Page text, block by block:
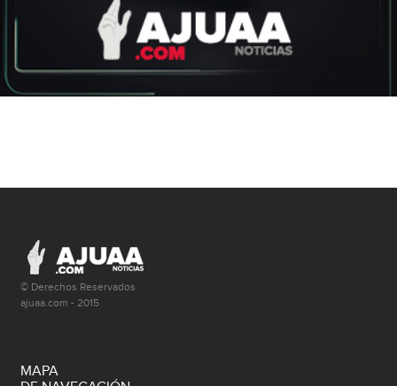
© Derechos Reservados
ajuaa.com - 2015
MAPA